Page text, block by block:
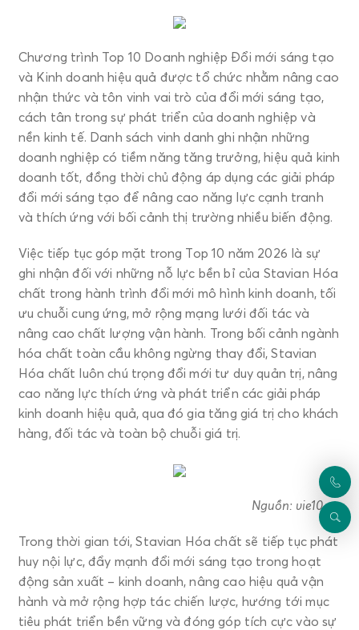
Chương trình Top 10 Doanh nghiệp Đổi mới sáng tạo
và Kinh doanh hiệu quả được tổ chức nhằm nâng cao
nhận thức và tôn vinh vai trò của đổi mới sáng tạo,
cách tân trong sự phát triển của doanh nghiệp và
nền kinh tế. Danh sách vinh danh ghi nhận những
doanh nghiệp có tiềm năng tăng trưởng, hiệu quả kinh
doanh tốt, đồng thời chủ động áp dụng các giải pháp
đổi mới sáng tạo để nâng cao năng lực cạnh tranh
và thích ứng với bối cảnh thị trường nhiều biến động.
Việc tiếp tục góp mặt trong Top 10 năm 2026 là sự
ghi nhận đối với những nỗ lực bền bỉ của Stavian Hóa
chất trong hành trình đổi mới mô hình kinh doanh, tối
ưu chuỗi cung ứng, mở rộng mạng lưới đối tác và
nâng cao chất lượng vận hành. Trong bối cảnh ngành
hóa chất toàn cầu không ngừng thay đổi, Stavian
Hóa chất luôn chú trọng đổi mới tư duy quản trị, nâng
cao năng lực thích ứng và phát triển các giải pháp
kinh doanh hiệu quả, qua đó gia tăng giá trị cho khách
hàng, đối tác và toàn bộ chuỗi giá trị.
Nguồn: vie10.vn
Trong thời gian tới, Stavian Hóa chất sẽ tiếp tục phát
huy nội lực, đẩy mạnh đổi mới sáng tạo trong hoạt
động sản xuất – kinh doanh, nâng cao hiệu quả vận
hành và mở rộng hợp tác chiến lược, hướng tới mục
tiêu phát triển bền vững và đóng góp tích cực vào sự